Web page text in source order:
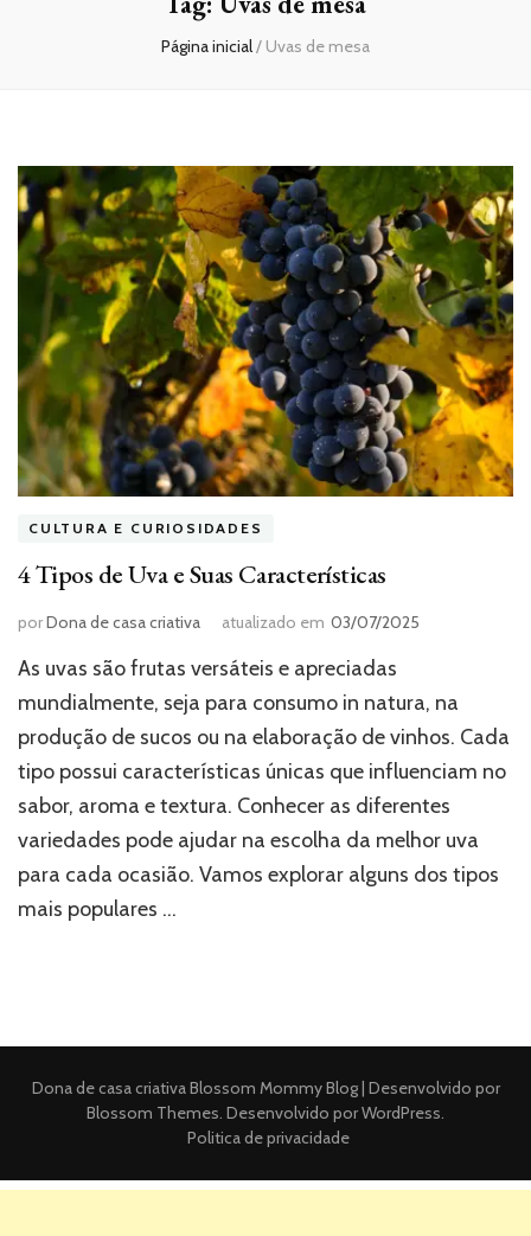
Página inicial/ Uvas de mesa
CULTURA E CURIOSIDADES
4 Tipos de Uva e Suas Características
porDona de casa criativa atualizado em 03/07/2025
As uvas são frutas versáteis e apreciadas
mundialmente, seja para consumo in natura, na
produção de sucos ou na elaboração de vinhos. Cada
tipo possui características únicas que influenciam no
sabor, aroma e textura. Conhecer as diferentes
variedades pode ajudar na escolha da melhor uva
para cada ocasião. Vamos explorar alguns dos tipos
mais populares …
Dona de casa criativaBlossom Mommy Blog | Desenvolvido por
Blossom Themes. Desenvolvido porWordPress.
Politica de privacidade